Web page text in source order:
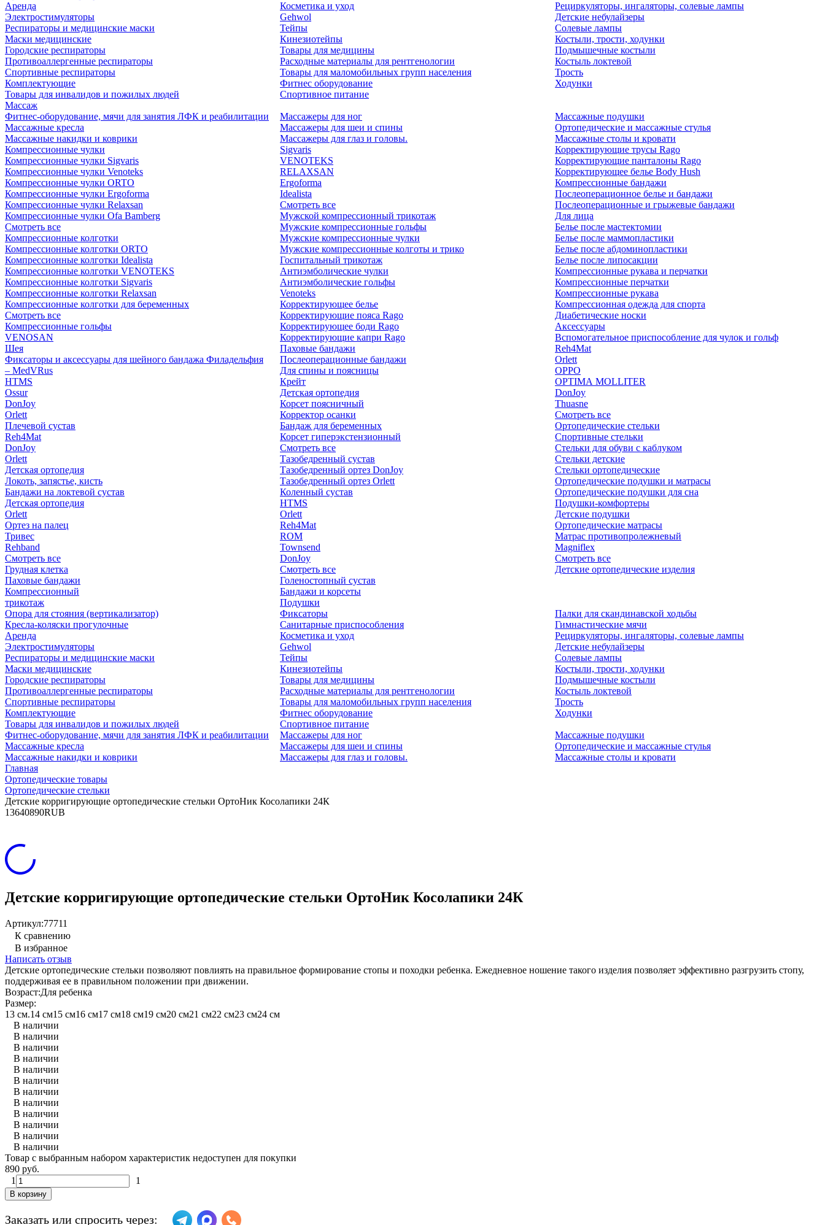
Аренда
Электростимуляторы
Респираторы и медицинские маски
Маски медицинские
Городские респираторы
Противоаллергенные респираторы
Спортивные респираторы
Комплектующие
Товары для инвалидов и пожилых людей
Косметика и уход
Gehwol
Тейпы
Кинезиотейпы
Товары для медицины
Расходные материалы для рентгенологии
Товары для маломобильных групп населения
Фитнес оборудование
Спортивное питание
Рециркуляторы, ингаляторы, солевые лампы
Детские небулайзеры
Солевые лампы
Костыли, трости, ходунки
Подмышечные костыли
Костыль локтевой
Трость
Ходунки
Массаж
Фитнес-оборудование, мячи для занятия ЛФК и реабилитации
Массажные кресла
Массажные накидки и коврики
Массажеры для ног
Массажеры для шеи и спины
Массажеры для глаз и головы.
Массажные подушки
Ортопедические и массажные стулья
Массажные столы и кровати
Компрессионные чулки
Компрессионные чулки Sigvaris
Компрессионные чулки Venoteks
Компрессионные чулки ORTO
Компрессионные чулки Ergoforma
Компрессионные чулки Relaxsan
Компрессионные чулки Ofa Bamberg
Смотреть все
Компрессионные колготки
Компрессионные колготки ORTO
Компрессионные колготки Idealista
Компрессионные колготки VENOTEKS
Компрессионные колготки Sigvaris
Компрессионные колготки Relaxsan
Компрессионные колготки для беременных
Смотреть все
Компрессионные гольфы
VENOSAN
Sigvaris
VENOTEKS
RELAXSAN
Ergoforma
Idealista
Смотреть все
Мужской компрессионный трикотаж
Мужские компрессионные гольфы
Мужские компрессионные чулки
Мужские компрессионные колготы и трико
Госпитальный трикотаж
Антиэмболические чулки
Антиэмболические гольфы
Venoteks
Корректирующее белье
Корректирующие пояса Rago
Корректирующее боди Rago
Корректирующие капри Rago
Корректирующие трусы Rago
Корректирующие панталоны Rago
Корректирующее белье Body Hush
Компрессионные бандажи
Послеоперационное белье и бандажи
Послеоперационные и грыжевые бандажи
Для лица
Белье после мастектомии
Белье после маммопластики
Белье после абдоминопластики
Белье после липосакции
Компрессионные рукава и перчатки
Компрессионные перчатки
Компрессионные рукава
Компрессионная одежда для спорта
Диабетические носки
Аксессуары
Вспомогательное приспособление для чулок и гольф
Шея
Фиксаторы и аксессуары для шейного бандажа Филадельфия
– MedVRus
HTMS
Ossur
DonJoy
Orlett
Плечевой сустав
Reh4Mat
DonJoy
Orlett
Детская ортопедия
Локоть, запястье, кисть
Бандажи на локтевой сустав
Детская ортопедия
Orlett
Ортез на палец
Тривес
Rehband
Смотреть все
Грудная клетка
Паховые бандажи
Паховые бандажи
Послеоперационные бандажи
Для спины и поясницы
Крейт
Детская ортопедия
Корсет поясничный
Корректор осанки
Бандаж для беременных
Корсет гиперэкстензионный
Смотреть все
Тазобедренный сустав
Тазобедренный ортез DonJoy
Тазобедренный ортез Orlett
Коленный сустав
HTMS
Orlett
Reh4Mat
ROM
Townsend
DonJoy
Смотреть все
Голеностопный сустав
Reh4Mat
Orlett
OPPO
OPTIMA MOLLITER
DonJoy
Thuasne
Смотреть все
Ортопедические стельки
Спортивные стельки
Стельки для обуви с каблуком
Стельки детские
Стельки ортопедические
Ортопедические подушки и матрасы
Ортопедические подушки для сна
Подушки-комфортеры
Детские подушки
Ортопедические матрасы
Матрас противопролежневый
Magniflex
Смотреть все
Детские ортопедические изделия
Компрессионный
трикотаж
Бандажи и корсеты
Подушки
Опора для стояния (вертикализатор)
Кресла-коляски прогулочные
Аренда
Электростимуляторы
Респираторы и медицинские маски
Маски медицинские
Городские респираторы
Противоаллергенные респираторы
Спортивные респираторы
Комплектующие
Товары для инвалидов и пожилых людей
Фиксаторы
Санитарные приспособления
Косметика и уход
Gehwol
Тейпы
Кинезиотейпы
Товары для медицины
Расходные материалы для рентгенологии
Товары для маломобильных групп населения
Фитнес оборудование
Спортивное питание
Палки для скандинавской ходьбы
Гимнастические мячи
Рециркуляторы, ингаляторы, солевые лампы
Детские небулайзеры
Солевые лампы
Костыли, трости, ходунки
Подмышечные костыли
Костыль локтевой
Трость
Ходунки
Фитнес-оборудование, мячи для занятия ЛФК и реабилитации
Массажные кресла
Массажные накидки и коврики
Массажеры для ног
Массажеры для шеи и спины
Массажеры для глаз и головы.
Массажные подушки
Ортопедические и массажные стулья
Массажные столы и кровати
Главная
Ортопедические товары
Ортопедические стельки
Детские корригирующие ортопедические стельки ОртоНик Косолапики 24К
13640890RUB
Детские корригирующие ортопедические стельки ОртоНик Косолапики 24К
Артикул:77711
К сравнению
В избранное
Написать отзыв
Детские ортопедические стельки позволяют повлиять на правильное формирование стопы и походки ребенка. Ежедневное ношение такого изделия позволяет эффективно разгрузить стопу,
поддерживая ее в правильном положении при движении.
Возраст:Для ребенка
Размер:
13 см.14 см15 см16 см17 см18 см19 см20 см21 см22 см23 см24 см
В наличии
В наличии
В наличии
В наличии
В наличии
В наличии
В наличии
В наличии
В наличии
В наличии
В наличии
В наличии
Товар с выбранным набором характеристик недоступен для покупки
890 руб.
1
1
В корзину
Заказать или спросить через: